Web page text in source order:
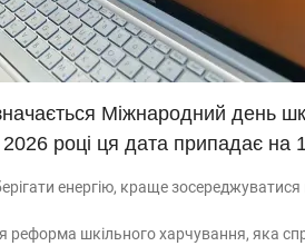
Міжнародний день
році ця дата припадає на
енергію, краще зосереджуватися
реформа шкільного харчування, яка